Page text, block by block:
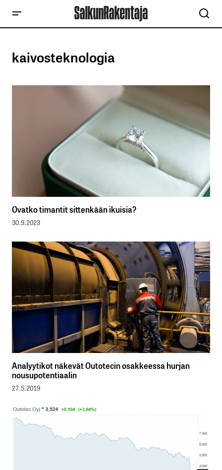
kaivosteknologia
Ovatko timantit sittenkään ikuisia?
30.9.2023
Analyytikot näkevät Outotecin osakkeessa hurjan
nousupotentiaalin
27.5.2019